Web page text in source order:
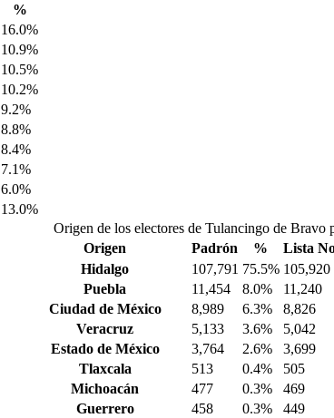
%
16.0%
10.9%
10.5%
10.2%
9.2%
8.8%
8.4%
7.1%
6.0%
13.0%
Origen de los electores de Tulancingo de Bravo
Origen
Padrón % Lista
Hidalgo
107,791 75.5% 105,920
Puebla
11,454 8.0% 11,240
Ciudad de México
8,989 6.3% 8,826
Veracruz
5,133 3.6% 5,042
Estado de México
3,764 2.6% 3,699
Tlaxcala
513 0.4% 505
Michoacán
477 0.3% 469
Guerrero
458 0.3% 449